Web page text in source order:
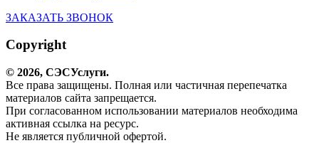
ЗАКАЗАТЬ ЗВОНОК
Copyright
© 2026, СЭСУслуги.
Все права защищены. Полная или частичная перепечатка
материалов сайта запрещается.
При согласованном использовании материалов необходима
активная ссылка на ресурс.
Не является публичной офертой.